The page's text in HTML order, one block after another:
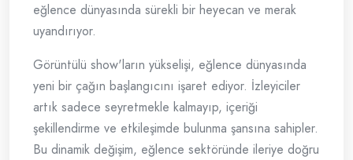
eğlence dünyasında sürekli bir heyecan ve merak
uyandırıyor.
Görüntülü show'ların yükselişi, eğlence dünyasında
yeni bir çağın başlangıcını işaret ediyor. İzleyiciler
artık sadece seyretmekle kalmayıp, içeriği
şekillendirme ve etkileşimde bulunma şansına sahipler.
Bu dinamik değişim, eğlence sektöründe ileriye doğru